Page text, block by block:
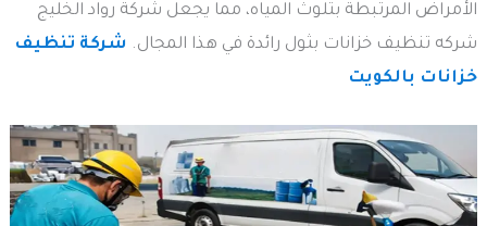
الأمراض المرتبطة بتلوث المياه، مما يجعل شركة رواد الخليج
شركه تنظيف خزانات بثول رائدة في هذا المجال. شركة تنظيف
خزانات بالكويت